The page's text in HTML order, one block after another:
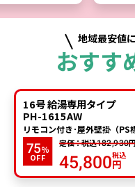
地域最安値
おすす
16号 給湯専用タイプ
PH-1615AW
リモコン付き･屋外壁掛（PS
75%
OFF
定価：税込182,930
45,800税込
円